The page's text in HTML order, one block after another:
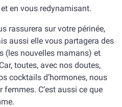
en vous redynamisant.
rassurera sur votre périnée,
aussi elle vous partagera des
(les nouvelles mamans) et
toutes, avec nos doutes,
cocktails d’hormones, nous
C’est aussi ce que